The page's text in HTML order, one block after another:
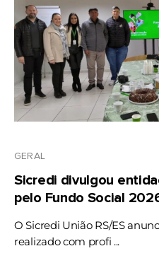
GERAL
Sicredi divulgou
pelo Fundo Social
O Sicredi União RS/ES
realizado com profi ...